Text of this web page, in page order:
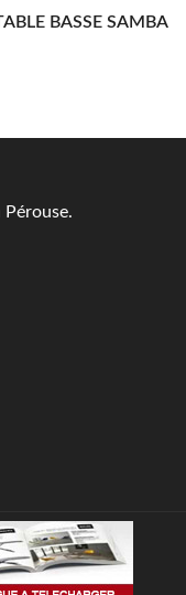
BASSE SAMBA